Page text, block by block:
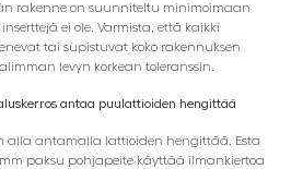
rakenne on suunniteltu minimoimaan
ei ole. Varmista, että kaikki
tai supistuvat koko rakennuksen
levyn korkean toleranssin.
antaa puulattioiden hengittää
alla antamalla lattioiden hengittää. Esta
paksu pohjapeite käyttää ilmankiertoa